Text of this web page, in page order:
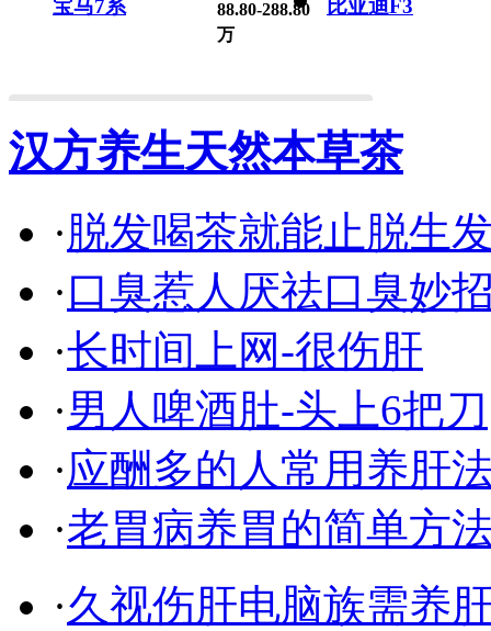
宝马7系
88.80-288.80
万
比亚迪F3
汉方养生天然本草茶
·脱发喝茶就能止脱生
·口臭惹人厌祛口臭妙
·长时间上网-很伤肝
·男人啤酒肚-头上6把刀
·应酬多的人常用养肝
·老胃病养胃的简单方
·久视伤肝电脑族需养